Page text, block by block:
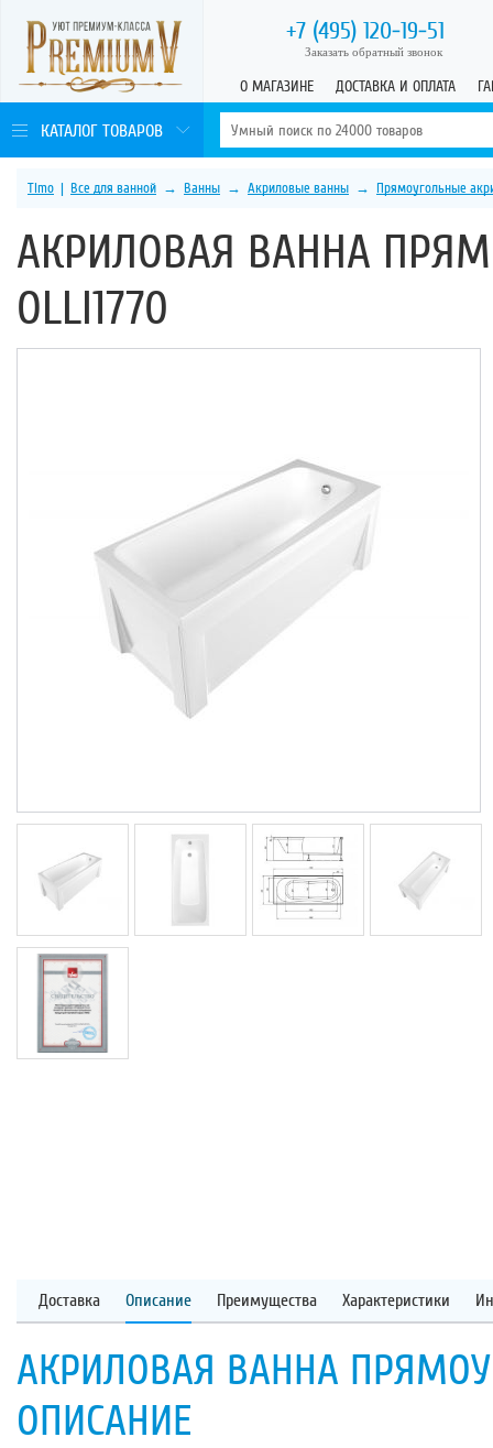
+7 (495) 120-19-51
Заказать обратный звонок
О МАГАЗИНЕ ДОСТАВКА И ОПЛАТА
КАТАЛОГ ТОВАРОВ
Timo | Все для ванной → Ванны → Акриловые ванны → Прямоугольные
АКРИЛОВАЯ ВАННА
OLLI1770
Доставка Описание Преимущества Характеристики
АКРИЛОВАЯ ВАННА
ОПИСАНИЕ